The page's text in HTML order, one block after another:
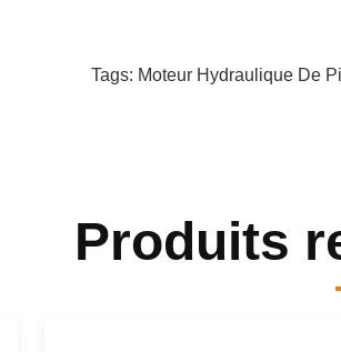
Tags: Moteur Hydraulique De
Produits